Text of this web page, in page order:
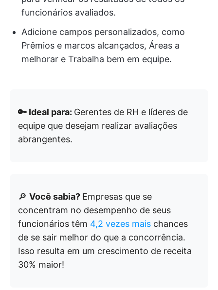
funcionários avaliados.
Adicione campos personalizados, como
Prêmios e marcos alcançados, Áreas a
melhorar e Trabalha bem em equipe.
🔑 Ideal para: Gerentes de RH e líderes de
equipe que desejam realizar avaliações
abrangentes.
🔎 Você sabia? Empresas que se
concentram no desempenho de seus
funcionários têm 4,2 vezes mais chances
de se sair melhor do que a concorrência.
Isso resulta em um crescimento de receita
30% maior!